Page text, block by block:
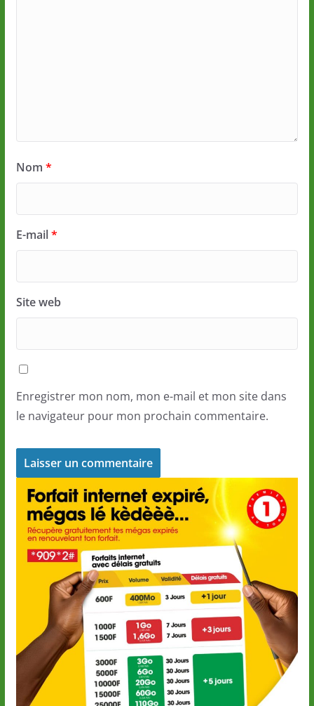
Nom *
E-mail*
Site web
Enregistrer mon nom, mon e-mail et mon site dans
le navigateur pour mon prochain commentaire.